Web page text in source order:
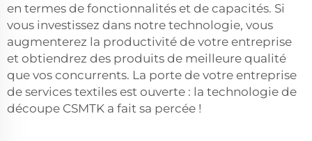
en termes de fonctionnalités et de capacités. Si
vous investissez dans notre technologie, vous
augmenterez la productivité de votre entreprise
et obtiendrez des produits de meilleure qualité
que vos concurrents. La porte de votre entreprise
de services textiles est ouverte : la technologie de
découpe CSMTK a fait sa percée !